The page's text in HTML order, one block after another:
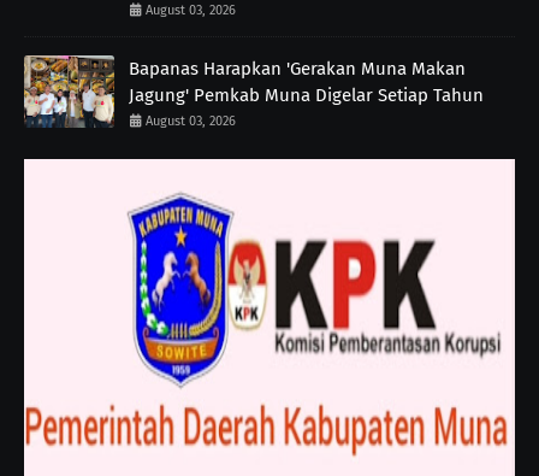
August 03, 2026
Bapanas Harapkan 'Gerakan Muna Makan
Jagung' Pemkab Muna Digelar Setiap Tahun
August 03, 2026